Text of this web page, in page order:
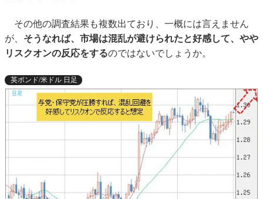
その他の調査結果も複数出ており、一概には言えません
が、 そうなれば、市場は混乱が避けられたと好感して、やや
リスクオンの反応をするのではないでしょうか。
英ポンド/米ドル 日足